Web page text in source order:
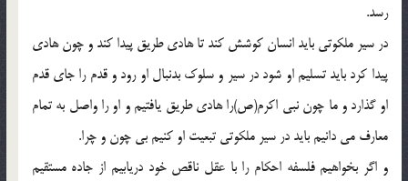
رسد.
در سير ملکوتي بايد انسان کوشش کند تا هادي طريق پيدا کند و چون هادي
پيدا کرد بايد تسليم او شود در سير و سلوک بدنبال او رود و قدم را جاي قدم
او گذارد و ما چون نبي اکرم(ص)را هادي طريق يافتيم و او را واصل به تمام
معارف مي دانيم بايد در سير ملکوتي تبعيت او کنيم بي چون و چرا.
و اگر بخواهيم فلسفه احکام را با عقل ناقص خود دريابيم از جاده مستقيم